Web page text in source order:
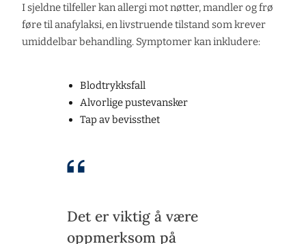
I sjeldne tilfeller kan allergi mot nøtter, mandler og frø
føre til anafylaksi, en livstruende tilstand som krever
umiddelbar behandling. Symptomer kan inkludere:
Blodtrykksfall
Alvorlige pustevansker
Tap av bevissthet
Det er viktig å være
oppmerksom på